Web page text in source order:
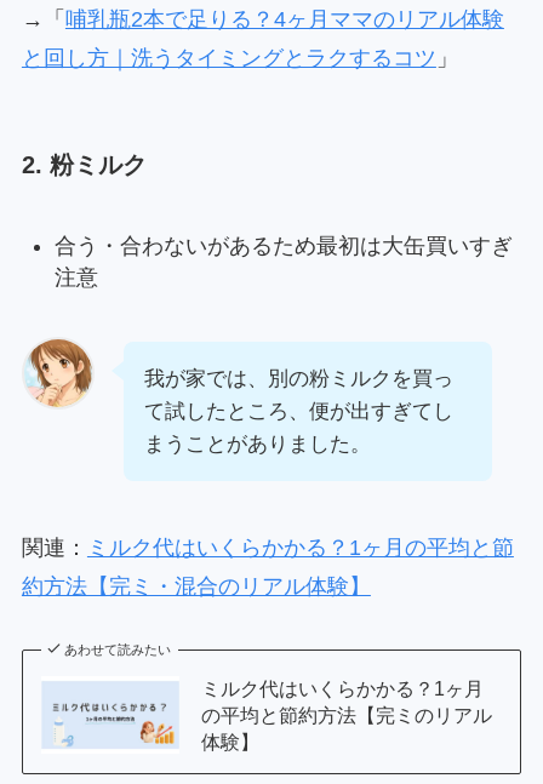
→「 哺乳瓶2本で足りる？4ヶ月ママのリアル体験
と回し方｜洗うタイミングとラクするコツ 」
2. 粉ミルク
合う・合わないがあるため最初は大缶買いすぎ
注意
我が家では、別の粉ミルクを買っ
て試したところ、便が出すぎてし
まうことがありました。
関連： ミルク代はいくらかかる？1ヶ月の平均と節
約方法【完ミ・混合のリアル体験】
あわせて読みたい
ミルク代はいくらかかる？1ヶ月
の平均と節約方法【完ミのリアル
体験】